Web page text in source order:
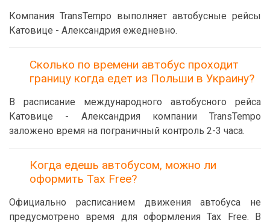
Компания TransTempo выполняет автобусные рейсы
Катовице - Александрия ежедневно.
Сколько по времени автобус проходит
границу когда едет из Польши в Украину?
В расписание международного автобусного рейса
Катовице - Александрия компании TransTempo
заложено время на пограничный контроль 2-3 часа.
Когда едешь автобусом, можно ли
оформить Tax Free?
Официально расписанием движения автобуса не
предусмотрено время для оформления Tax Free. В